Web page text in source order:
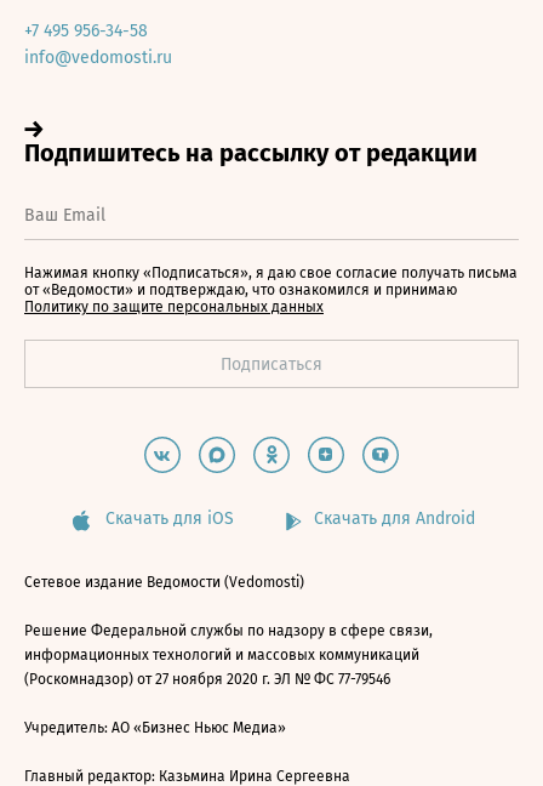
+7 495 956-34-58
info@vedomosti.ru
Нажимая кнопку «Подписаться», я даю свое согласие получать письма
от «Ведомости» и подтверждаю, что ознакомился и принимаю
Политику по защите персональных данных
Скачать для iOS Скачать для Android
Сетевое издание Ведомости (Vedomosti)
Решение Федеральной службы по надзору в сфере связи,
информационных технологий и массовых коммуникаций
(Роскомнадзор) от 27 ноября 2020 г. ЭЛ № ФС 77-79546
Учредитель: АО «Бизнес Ньюс Медиа»
Главный редактор: Казьмина Ирина Сергеевна